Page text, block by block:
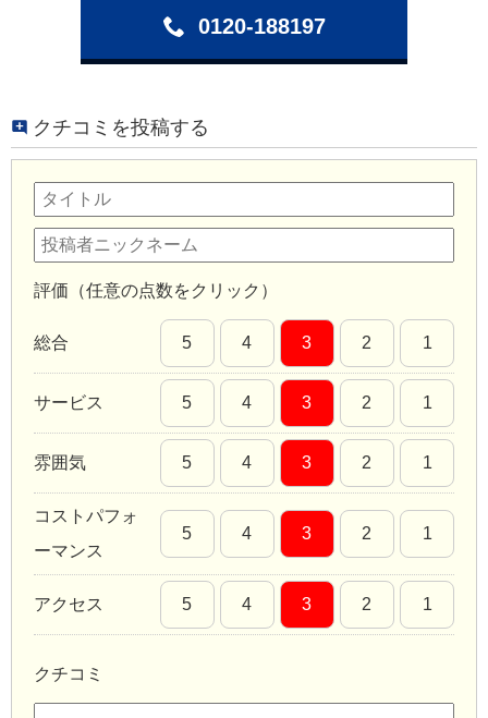
0120-188197
クチコミを投稿する
評価（任意の点数をクリック）
総合 5 4 3 2 1
サービス 5 4 3 2 1
雰囲気 5 4 3 2 1
コストパフォ
ーマンス
5 4 3 2 1
アクセス 5 4 3 2 1
クチコミ